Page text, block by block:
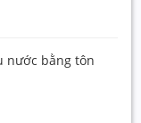
nước bằng tôn